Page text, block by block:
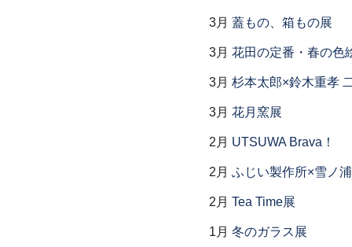
3月 蓋もの、箱もの展
3月 花田の定番・春の色
3月 杉本太郎×鈴木重孝
3月 花月窯展
2月 UTSUWA Brava！
2月 ふじい製作所×雪ノ
2月 Tea Time展
1月 冬のガラス展